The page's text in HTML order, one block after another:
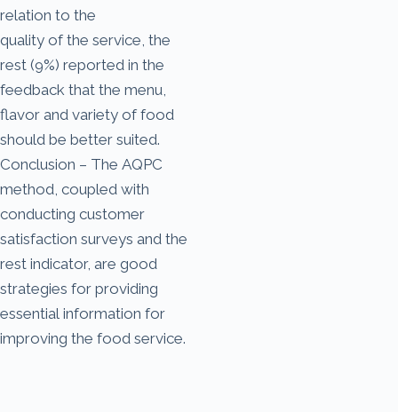
relation to the
quality of the service, the
rest (9%) reported in the
feedback that the menu,
flavor and variety of food
should be better suited.
Conclusion – The AQPC
method, coupled with
conducting customer
satisfaction surveys and the
rest indicator, are good
strategies for providing
essential information for
improving the food service.